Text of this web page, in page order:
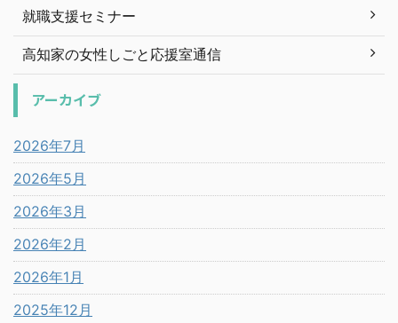
就職支援セミナー
高知家の女性しごと応援室通信
アーカイブ
2026年7月
2026年5月
2026年3月
2026年2月
2026年1月
2025年12月